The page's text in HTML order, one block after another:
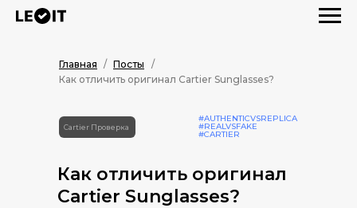
Cartier Проверка
#AUTHENTICVSREPLICA
#REALVSFAKE
#CARTIER
Как отличить оригинал
Cartier Sunglasses?
/
/
Главная
Посты
Как отличить оригинал Cartier Sunglasses?